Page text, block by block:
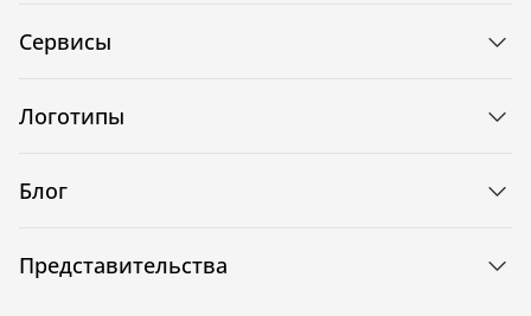
Сервисы
Логотипы
Блог
Представительства